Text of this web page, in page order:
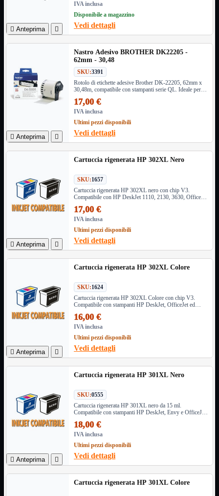
Pulizia
Schede 
Software
Speaker 
Stampanti 
Supporti
Tablet
Tastiere 
UPS
Varie
Webcam
Networking
Antenne WiFi
Firewall
NAS
NAS Ricondizionato
PowerLine
Ripetitore WiFi
Router
Scheda di Rete
Switch POE
Switch Rete
VOIP 
WiFi 
Access Point
Uso Esterno
Uso Interno
WiFi
PCI
PCI-Express
USB
VOIPMostra tutti i prodotti
Adattatori
Router
3G WiFi
4G WiFi
ADSL2 WiFi
Cablati
WiFi
Ripetitore WiFi
 Anteprima 
IVA inclusa
Disponibile a magazzino
Vedi dettagli
 Anteprima 
Nastro Adesivo BROTHER DK22205 -
62mm - 30,48
SKU:3391
Rotolo di etichette adesive Brother DK-22205, 62mm x
30,48m, compatibile con stampanti serie QL. Ideale per
magazzino.
17,00 €
IVA inclusa
Ultimi pezzi disponibili
Vedi dettagli
 Anteprima 
Cartuccia rigenerata HP 302XL Nero
SKU:1657
Cartuccia rigenerata HP 302XL nero con chip V3.
Compatibile con HP DeskJet 1110, 2130, 3630, OfficeJet
17,00 €
IVA inclusa
Ultimi pezzi disponibili
Vedi dettagli
 Anteprima 
Cartuccia rigenerata HP 302XL Colore
SKU:1624
Cartuccia rigenerata HP 302XL Colore con chip V3.
Compatibile con stampanti HP DeskJet, OfficeJet ed
16,00 €
IVA inclusa
Ultimi pezzi disponibili
Vedi dettagli
 Anteprima 
Cartuccia rigenerata HP 301XL Nero
SKU:0555
Cartuccia rigenerata HP 301XL nero da 15 ml.
Compatibile con stampanti HP DeskJet, Envy e OfficeJet.
18,00 €
IVA inclusa
Ultimi pezzi disponibili
Vedi dettagli
Cartuccia rigenerata HP 301XL Colore